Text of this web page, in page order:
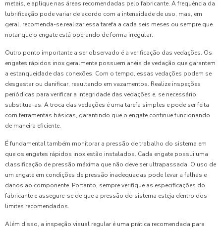
metais, e aplique nas áreas recomendadas pelo fabricante. A frequência da
lubrificação pode variar de acordo com a intensidade de uso, mas, em
geral, recomenda-se realizar essa tarefa a cada seis meses ou sempre que
notar que o engate está operando de forma irregular.
Outro ponto importante a ser observado é a verificação das vedações. Os
engates rápidos inox geralmente possuem anéis de vedação que garantem
a estanqueidade das conexões. Com o tempo, essas vedações podem se
desgastar ou danificar, resultando em vazamentos. Realize inspeções
periódicas para verificar a integridade das vedações e, se necessário,
substitua-as. A troca das vedações é uma tarefa simples e pode ser feita
com ferramentas básicas, garantindo que o engate continue funcionando
de maneira eficiente.
É fundamental também monitorar a pressão de trabalho do sistema em
que os engates rápidos inox estão instalados. Cada engate possui uma
classificação de pressão máxima que não deve ser ultrapassada. O uso de
um engate em condições de pressão inadequadas pode levar a falhas e
danos ao componente. Portanto, sempre verifique as especificações do
fabricante e assegure-se de que a pressão do sistema esteja dentro dos
limites recomendados.
Além disso, a inspeção visual regular é uma prática recomendada para